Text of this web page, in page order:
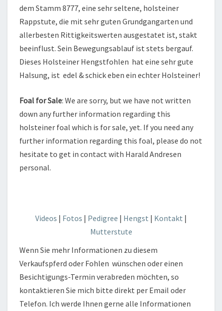
dem Stamm 8777, eine sehr seltene, holsteiner
Rappstute, die mit sehr guten Grundgangarten und
allerbesten Rittigkeitswerten ausgestatet ist, stakt
beeinflust. Sein Bewegungsablauf ist stets bergauf.
Dieses Holsteiner Hengstfohlen hat eine sehr gute
Halsung, ist edel & schick eben ein echter Holsteiner!
Foal for Sale: We are sorry, but we have not written
down any further information regarding this
holsteiner foal which is for sale, yet. If you need any
further information regarding this foal, please do not
hesitate to get in contact with Harald Andresen
personal.
Videos | Fotos | Pedigree | Hengst | Kontakt |
Mutterstute
Wenn Sie mehr Informationen zu diesem
Verkaufspferd oder Fohlen wünschen oder einen
Besichtigungs-Termin verabreden möchten, so
kontaktieren Sie mich bitte direkt per Email oder
Telefon. Ich werde Ihnen gerne alle Informationen